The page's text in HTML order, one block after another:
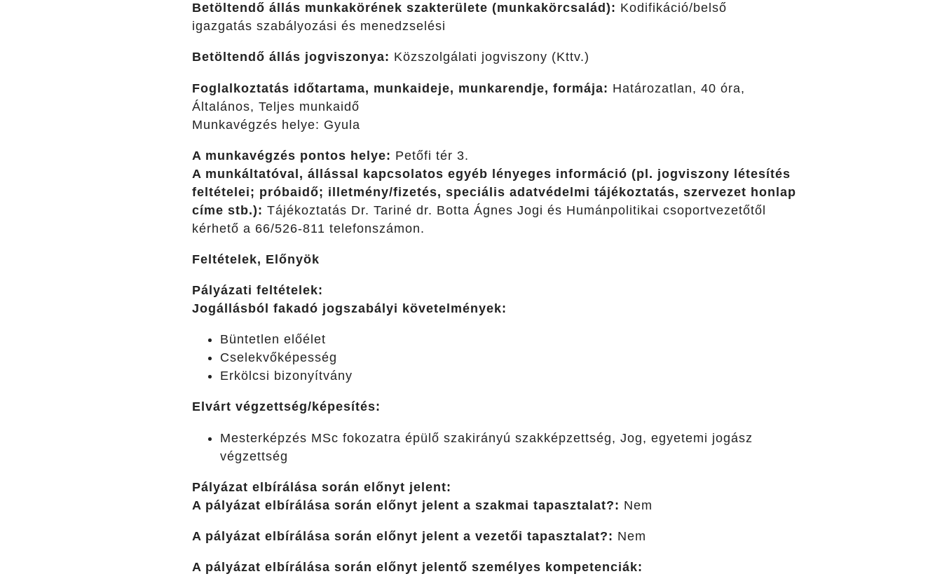
Betöltendő állás munkakörének szakterülete (munkakörcsalád): Kodifikáció/belső
igazgatás szabályozási és menedzselési
Betöltendő állás jogviszonya: Közszolgálati jogviszony (Kttv.)
Foglalkoztatás időtartama, munkaideje, munkarendje, formája: Határozatlan, 40 óra,
Általános, Teljes munkaidő
Munkavégzés helye: Gyula
A munkavégzés pontos helye: Petőfi tér 3.
A munkáltatóval, állással kapcsolatos egyéb lényeges információ (pl. jogviszony létesítés
feltételei; próbaidő; illetmény/fizetés, speciális adatvédelmi tájékoztatás, szervezet honlap
címe stb.): Tájékoztatás Dr. Tariné dr. Botta Ágnes Jogi és Humánpolitikai csoportvezetőtől
kérhető a 66/526-811 telefonszámon.
Feltételek, Előnyök
Pályázati feltételek:
Jogállásból fakadó jogszabályi követelmények:
Büntetlen előélet
Cselekvőképesség
Erkölcsi bizonyítvány
Elvárt végzettség/képesítés:
Mesterképzés MSc fokozatra épülő szakirányú szakképzettség, Jog, egyetemi jogász
végzettség
Pályázat elbírálása során előnyt jelent:
A pályázat elbírálása során előnyt jelent a szakmai tapasztalat?: Nem
A pályázat elbírálása során előnyt jelent a vezetői tapasztalat?: Nem
A pályázat elbírálása során előnyt jelentő személyes kompetenciák: